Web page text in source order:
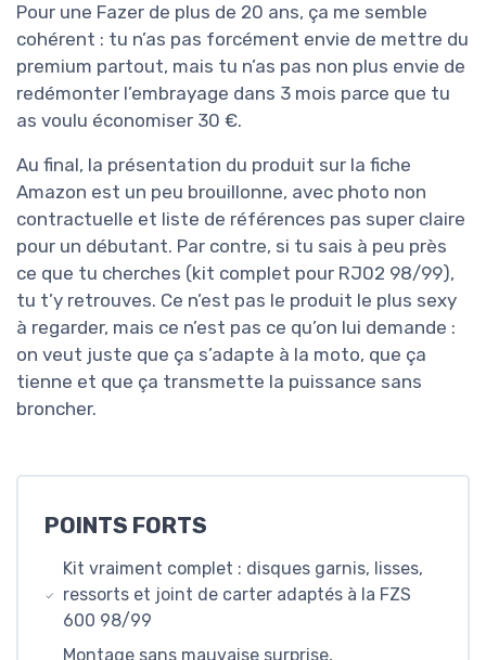
Pour une Fazer de plus de 20 ans, ça me semble
cohérent : tu n’as pas forcément envie de mettre du
premium partout, mais tu n’as pas non plus envie de
redémonter l’embrayage dans 3 mois parce que tu
as voulu économiser 30 €.
Au final, la présentation du produit sur la fiche
Amazon est un peu brouillonne, avec photo non
contractuelle et liste de références pas super claire
pour un débutant. Par contre, si tu sais à peu près
ce que tu cherches (kit complet pour RJ02 98/99),
tu t’y retrouves. Ce n’est pas le produit le plus sexy
à regarder, mais ce n’est pas ce qu’on lui demande :
on veut juste que ça s’adapte à la moto, que ça
tienne et que ça transmette la puissance sans
broncher.
POINTS FORTS
Kit vraiment complet : disques garnis, lisses,
ressorts et joint de carter adaptés à la FZS
600 98/99
Montage sans mauvaise surprise,